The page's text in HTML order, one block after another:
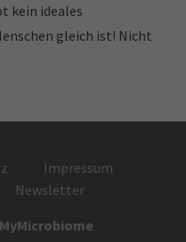
kein ideales
gleich ist! Nicht
Impressum
Newsletter